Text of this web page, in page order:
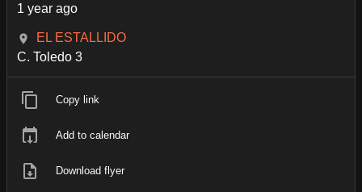
1 year ago
EL ESTALLIDO
C. Toledo 3
Copy link
Add to calendar
Download flyer